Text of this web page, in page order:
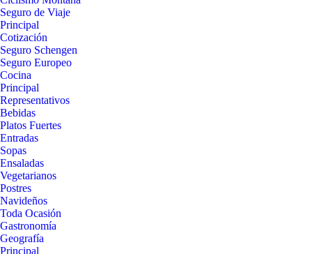
Seguro de Viaje
Principal
Cotización
Seguro Schengen
Seguro Europeo
Cocina
Principal
Representativos
Bebidas
Platos Fuertes
Entradas
Sopas
Ensaladas
Vegetarianos
Postres
Navideños
Toda Ocasión
Gastronomía
Geografía
Principal